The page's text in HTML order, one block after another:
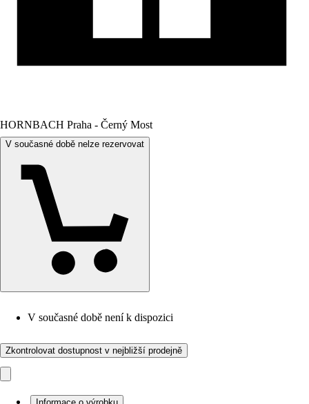
HORNBACH Praha - Černý Most
V současné době nelze rezervovat
V současné době není k dispozici
Zkontrolovat dostupnost v nejbližší prodejně